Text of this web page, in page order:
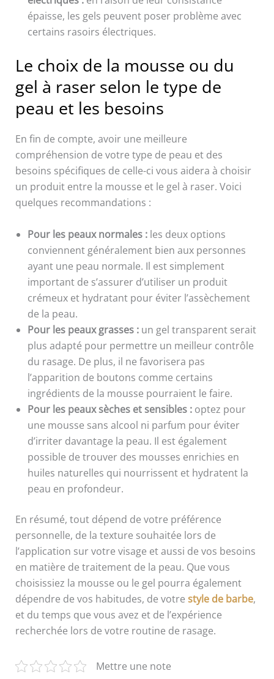
épaisse, les gels peuvent poser problème avec
certains rasoirs électriques.
Le choix de la mousse ou du
gel à raser selon le type de
peau et les besoins
En fin de compte, avoir une meilleure
compréhension de votre type de peau et des
besoins spécifiques de celle-ci vous aidera à choisir
un produit entre la mousse et le gel à raser. Voici
quelques recommandations :
Pour les peaux normales :les deux options
conviennent généralement bien aux personnes
ayant une peau normale. Il est simplement
important de s’assurer d’utiliser un produit
crémeux et hydratant pour éviter l’assèchement
de la peau.
Pour les peaux grasses :un gel transparent serait
plus adapté pour permettre un meilleur contrôle
du rasage. De plus, il ne favorisera pas
l’apparition de boutons comme certains
ingrédients de la mousse pourraient le faire.
Pour les peaux sèches et sensibles :optez pour
une mousse sans alcool ni parfum pour éviter
d’irriter davantage la peau. Il est également
possible de trouver des mousses enrichies en
huiles naturelles qui nourrissent et hydratent la
peau en profondeur.
En résumé, tout dépend de votre préférence
personnelle, de la texture souhaitée lors de
l’application sur votre visage et aussi de vos besoins
en matière de traitement de la peau. Que vous
choisissiez la mousse ou le gel pourra également
dépendre de vos habitudes, de votre style de barbe,
et du temps que vous avez et de l’expérience
recherchée lors de votre routine de rasage.
Mettre une note